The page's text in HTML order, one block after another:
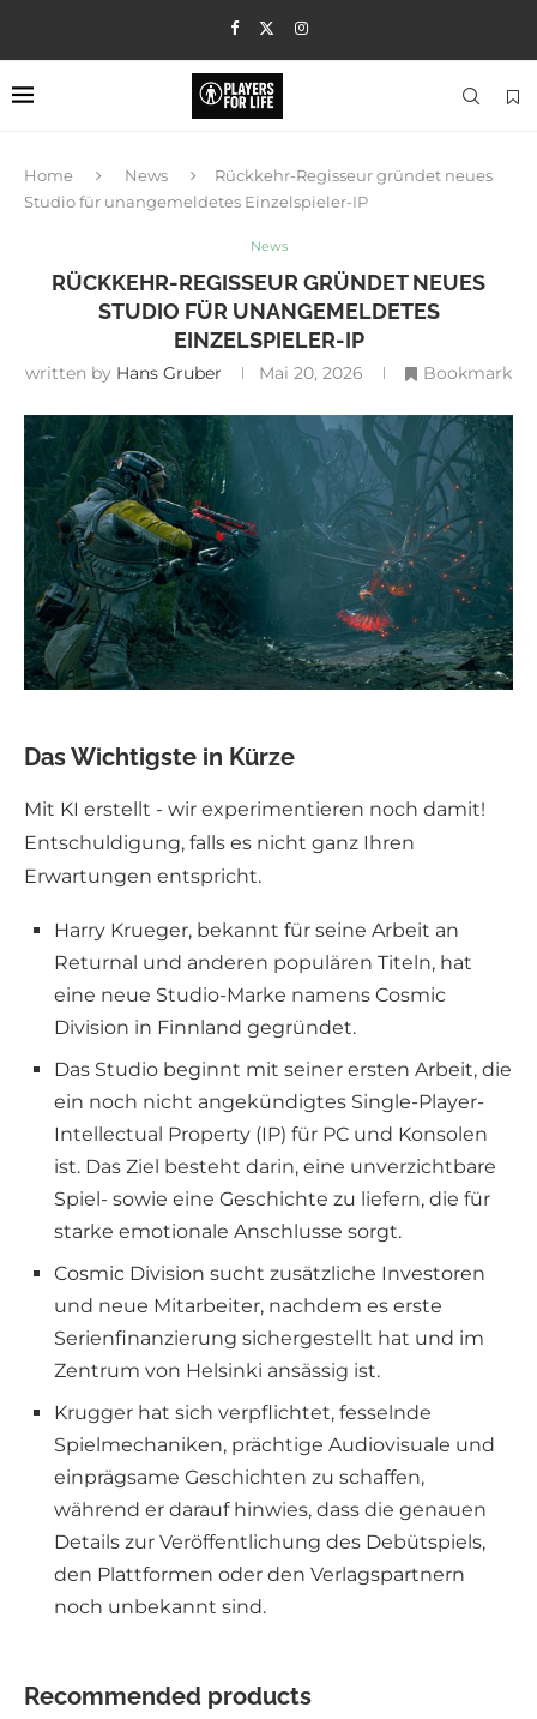
Home News
Rückkehr-Regisseur gründet neues
Studio für unangemeldetes Einzelspieler-IP
News
RÜCKKEHR-REGISSEUR GRÜNDET NEUES
STUDIO FÜR UNANGEMELDETES
EINZELSPIELER-IP
written by Hans Gruber Mai 20, 2026 Bookmark
Das Wichtigste in Kürze
Mit KI erstellt - wir experimentieren noch damit!
Entschuldigung, falls es nicht ganz Ihren
Erwartungen entspricht.
Harry Krueger, bekannt für seine Arbeit an
Returnal und anderen populären Titeln, hat
eine neue Studio-Marke namens Cosmic
Division in Finnland gegründet.
Das Studio beginnt mit seiner ersten Arbeit, die
ein noch nicht angekündigtes Single-Player-
Intellectual Property (IP) für PC und Konsolen
ist. Das Ziel besteht darin, eine unverzichtbare
Spiel- sowie eine Geschichte zu liefern, die für
starke emotionale Anschlusse sorgt.
Cosmic Division sucht zusätzliche Investoren
und neue Mitarbeiter, nachdem es erste
Serienfinanzierung sichergestellt hat und im
Zentrum von Helsinki ansässig ist.
Krugger hat sich verpflichtet, fesselnde
Spielmechaniken, prächtige Audiovisuale und
einprägsame Geschichten zu schaffen,
während er darauf hinwies, dass die genauen
Details zur Veröffentlichung des Debütspiels,
den Plattformen oder den Verlagspartnern
noch unbekannt sind.
Recommended products